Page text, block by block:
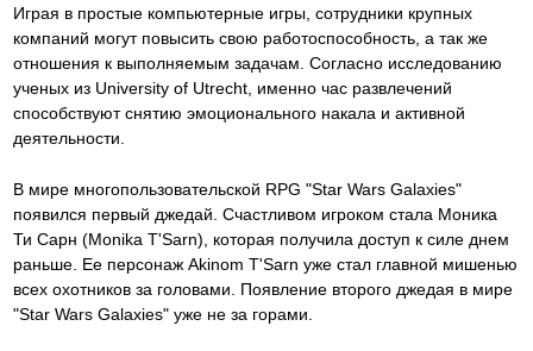
Играя в простые компьютерные игры, сотрудники крупных
компаний могут повысить свою работоспособность, а так же
отношения к выполняемым задачам. Согласно исследованию
ученых из University of Utrecht, именно час развлечений
способствуют снятию эмоционального накала и активной
деятельности.
В мире многопользовательской RPG "Star Wars Galaxies"
появился первый джедай. Счастливом игроком стала Моника
Ти Сарн (Monika T'Sarn), которая получила доступ к силе днем
раньше. Ее персонаж Akinom T'Sarn уже стал главной мишенью
всех охотников за головами. Появление второго джедая в мире
"Star Wars Galaxies" уже не за горами.